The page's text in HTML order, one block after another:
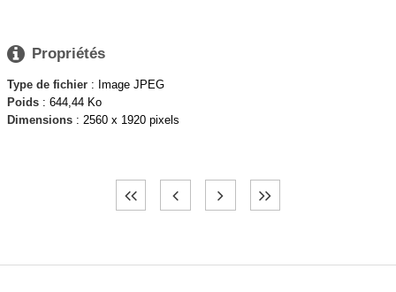
 Propriétés
Type de fichier : Image JPEG
Poids : 644,44 Ko
Dimensions : 2560 x 1920 pixels